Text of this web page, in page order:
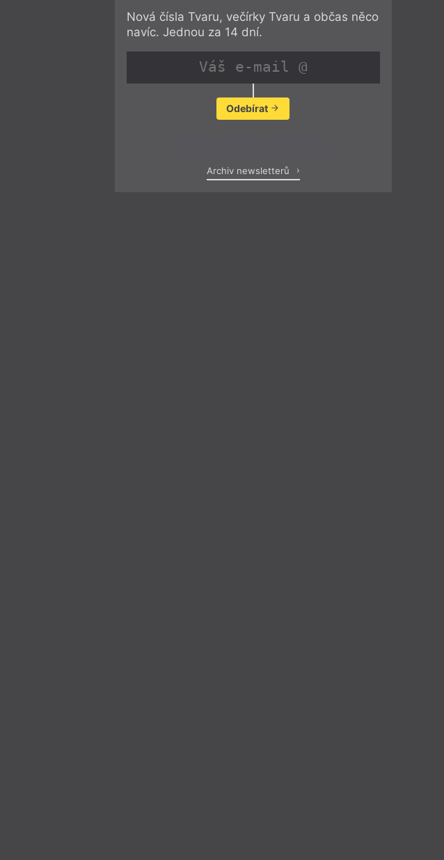
Nová čísla Tvaru, večírky Tvaru a občas něco
navíc. Jednou za 14 dní.
Odebírat
Archiv newsletterů